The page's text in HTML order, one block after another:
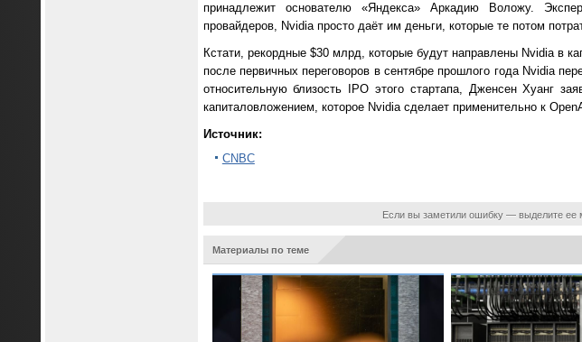
принадлежит основателю «Яндекса» Аркадию Воложу.
провайдеров, Nvidia просто даёт им деньги, которые те потом
Кстати, рекордные $30 млрд, которые будут направлены Nvidia в
после первичных переговоров в сентябре прошлого года Nvidia
относительную близость IPO этого стартапа, Дженсен Хуанг
капиталовложением, которое Nvidia сделает применительно к
Источник:
CNBC
Если вы заметили ошибку — выделите ее
Материалы по теме